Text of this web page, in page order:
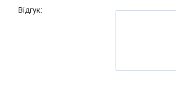
Відгук: